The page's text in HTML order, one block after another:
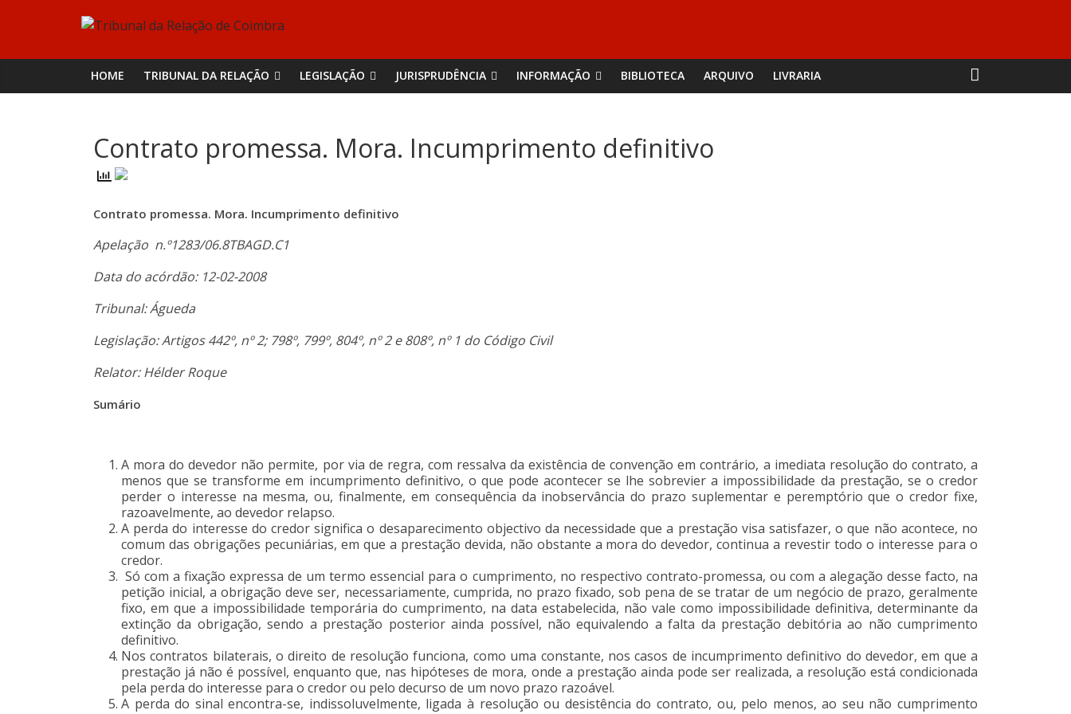
Tribunal
da
de
Coimbra
HOME TRIBUNAL DA RELAÇÃO LEGISLAÇÃO JURISPRUDÊNCIA INFORMAÇÃO BIBLIOTECA ARQUIVO LIVRARIA
Contrato promessa. Mora. Incumprimento definitivo
Contrato promessa. Mora. Incumprimento definitivo
Apelação n.º1283/06.8TBAGD.C1
Data do acórdão: 12-02-2008
Tribunal: Águeda
Legislação: Artigos 442º, nº 2; 798º, 799º, 804º, nº 2 e 808º, nº 1 do Código Civil
Relator: Hélder Roque
Sumário
A mora do devedor não permite, por via de regra, com ressalva da existência de convenção em contrário, a imediata resolução do contrato, a
menos que se transforme em incumprimento definitivo, o que pode acontecer se lhe sobrevier a impossibilidade da prestação, se o credor
perder o interesse na mesma, ou, finalmente, em consequência da inobservância do prazo suplementar e peremptório que o credor fixe,
razoavelmente, ao devedor relapso.
A perda do interesse do credor significa o desaparecimento objectivo da necessidade que a prestação visa satisfazer, o que não acontece, no
comum das obrigações pecuniárias, em que a prestação devida, não obstante a mora do devedor, continua a revestir todo o interesse para o
credor.
Só com a fixação expressa de um termo essencial para o cumprimento, no respectivo contrato-promessa, ou com a alegação desse facto, na
petição inicial, a obrigação deve ser, necessariamente, cumprida, no prazo fixado, sob pena de se tratar de um negócio de prazo, geralmente
fixo, em que a impossibilidade temporária do cumprimento, na data estabelecida, não vale como impossibilidade definitiva, determinante da
extinção da obrigação, sendo a prestação posterior ainda possível, não equivalendo a falta da prestação debitória ao não cumprimento
definitivo.
Nos contratos bilaterais, o direito de resolução funciona, como uma constante, nos casos de incumprimento definitivo do devedor, em que a
prestação já não é possível, enquanto que, nas hipóteses de mora, onde a prestação ainda pode ser realizada, a resolução está condicionada
pela perda do interesse para o credor ou pelo decurso de um novo prazo razoável.
A perda do sinal encontra-se, indissoluvelmente, ligada à resolução ou desistência do contrato, ou, pelo menos, ao seu não cumprimento